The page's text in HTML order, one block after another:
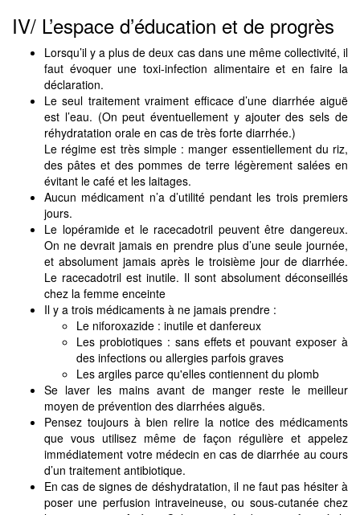
IV/ L’espace d’éducation et de progrès
Lorsqu’il y a plus de deux cas dans une même collectivité, il
faut évoquer une toxi-infection alimentaire et en faire la
déclaration.
Le seul traitement vraiment efficace d’une diarrhée aiguë
est l’eau. (On peut éventuellement y ajouter des sels de
réhydratation orale en cas de très forte diarrhée.)
Le régime est très simple : manger essentiellement du riz,
des pâtes et des pommes de terre légèrement salées en
évitant le café et les laitages.
Aucun médicament n’a d’utilité pendant les trois premiers
jours.
Le lopéramide et le racecadotril peuvent être dangereux.
On ne devrait jamais en prendre plus d’une seule journée,
et absolument jamais après le troisième jour de diarrhée.
Le racecadotril est inutile. Il sont absolument déconseillés
chez la femme enceinte
Il y a trois médicaments à ne jamais prendre :
Le niforoxazide : inutile et danfereux
Les probiotiques : sans effets et pouvant exposer à
des infections ou allergies parfois graves
Les argiles parce qu'elles contiennent du plomb
Se laver les mains avant de manger reste le meilleur
moyen de prévention des diarrhées aiguës.
Pensez toujours à bien relire la notice des médicaments
que vous utilisez même de façon régulière et appelez
immédiatement votre médecin en cas de diarrhée au cours
d’un traitement antibiotique.
En cas de signes de déshydratation, il ne faut pas hésiter à
poser une perfusion intraveineuse, ou sous-cutanée chez